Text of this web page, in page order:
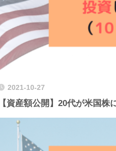
2021-10-27
【資産額公開】20代が米国株